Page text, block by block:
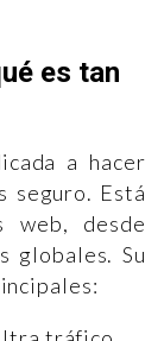
es tan
a hacer
seguro. Está
web, desde
globales. Su